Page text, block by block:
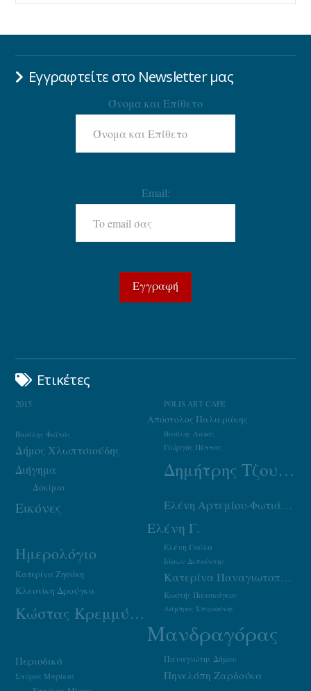
Εγγραφτείτε στο Newsletter μας
Όνομα και Επίθετο
Email:
Ετικέτες
2015 POLIS ART CAFE
Απόστολος Παλιεράκης
Βασίλης Λαδάς
Βασίλης Φαϊτάς
Γιώργος Πέππας
Δήμος Χλωπτσιούδης
Δημήτρης Τζουμάκας
Διήγημα
Δοκίμιο
Εικόνες Ελένη Αρτεμίου-Φωτιάδου
Ελένη Γ.
Ελένη Γούλα
Ημερολόγιο Ιάσων Δεπούντης
Κατερίνα Ζησάκη Κατερίνα Παναγιωτοπούλου
Κλεονίκη Δρούγκα Κωστής Παπακόγκος
Κώστας Κρεμμύδας Λάμπρος Σπυριούνης
Μανδραγόρας
Παναγιώτης Δήμου
Περιοδικό
Πηνελόπη Ζαρδούκα
Σπύρος Μπρίκος